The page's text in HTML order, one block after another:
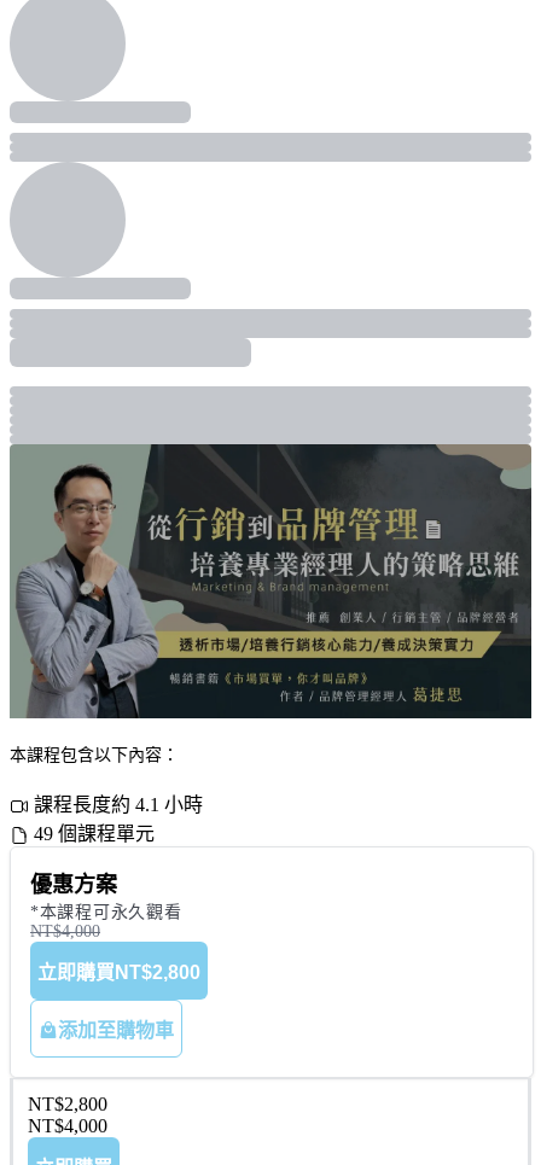
本課程包含以下內容：
課程長度約 4.1 小時
49 個課程單元
優惠方案
*本課程可永久觀看
NT$4,000
立即購買 NT$2,800
添加至購物車
NT$2,800
NT$4,000